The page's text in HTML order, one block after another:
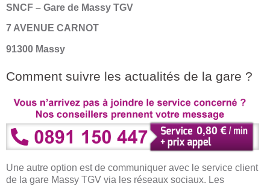
SNCF – Gare de Massy TGV
7 AVENUE CARNOT
91300 Massy
Comment suivre les actualités de la gare ?
Une autre option est de communiquer avec le service client
de la gare Massy TGV via les réseaux sociaux. Les